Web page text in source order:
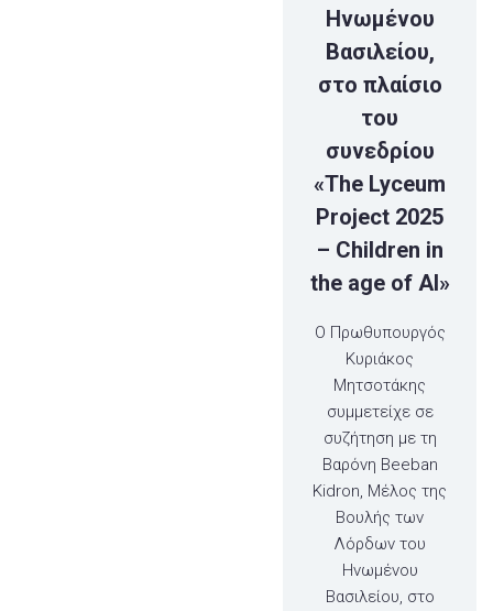
Ηνωμένου
Βασιλείου,
στο πλαίσιο
του
συνεδρίου
«The Lyceum
Project 2025
– Children in
the age of AI»
Ο Πρωθυπουργός
Κυριάκος
Μητσοτάκης
συμμετείχε σε
συζήτηση με τη
Βαρόνη Beeban
Kidron, Μέλος της
Βουλής των
Λόρδων του
Ηνωμένου
Βασιλείου, στο